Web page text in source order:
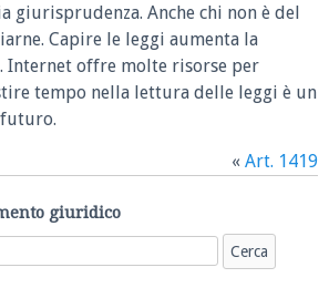
giurisprudenza. Anche chi non è del
Capire le leggi aumenta la
Internet offre molte risorse per
tempo nella lettura delle leggi è un
« Art. 1419
giuridico